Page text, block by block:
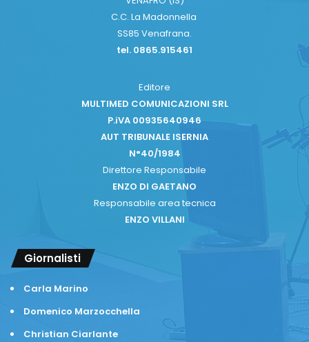
C.C. La Madonnella
SS85 Venafrana.
tel. 0865.915461
Editore
MULTIMED COMUNICAZIONI SRL
P.iVA 00935640946
AUT TRIBUNALE ISERNIA
N°40/1984
Direttore Responsabile
ENZO DI GAETANO
Responsabile area tecnica
ENZO VILLANI
Giornalisti
Carla Marino
Domenico Marzocchella
Christian Ciarlante